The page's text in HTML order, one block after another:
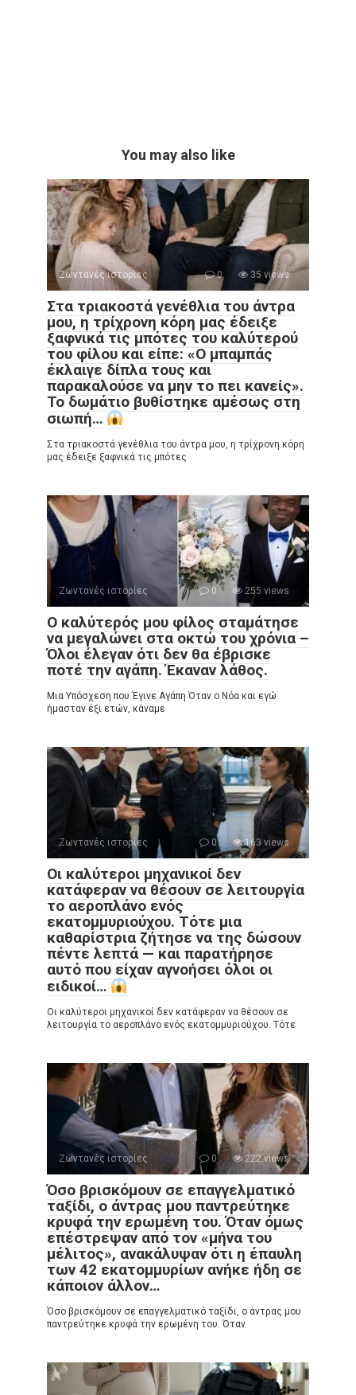
You may also like
Ζωντανές ιστορίες 0 35 views
Στα τριακοστά γενέθλια του άντρα
μου, η τρίχρονη κόρη μας έδειξε
ξαφνικά τις μπότες του καλύτερού
του φίλου και είπε: «Ο μπαμπάς
έκλαιγε δίπλα τους και
παρακαλούσε να μην το πει κανείς».
Το δωμάτιο βυθίστηκε αμέσως στη
σιωπή…
Στα τριακοστά γενέθλια του άντρα μου, η τρίχρονη κόρη
μας έδειξε ξαφνικά τις μπότες
Ζωντανές ιστορίες 0 255 views
Ο καλύτερός μου φίλος σταμάτησε
να μεγαλώνει στα οκτώ του χρόνια –
Όλοι έλεγαν ότι δεν θα έβρισκε
ποτέ την αγάπη. Έκαναν λάθος.
Μια Υπόσχεση που Έγινε Αγάπη Όταν ο Νόα και εγώ
ήμασταν έξι ετών, κάναμε
Ζωντανές ιστορίες 0 163 views
Οι καλύτεροι μηχανικοί δεν
κατάφεραν να θέσουν σε λειτουργία
το αεροπλάνο ενός
εκατομμυριούχου. Τότε μια
καθαρίστρια ζήτησε να της δώσουν
πέντε λεπτά — και παρατήρησε
αυτό που είχαν αγνοήσει όλοι οι
ειδικοί…
Οι καλύτεροι μηχανικοί δεν κατάφεραν να θέσουν σε
λειτουργία το αεροπλάνο ενός εκατομμυριούχου. Τότε
Ζωντανές ιστορίες 0 222 views
Όσο βρισκόμουν σε επαγγελματικό
ταξίδι, ο άντρας μου παντρεύτηκε
κρυφά την ερωμένη του. Όταν όμως
επέστρεψαν από τον «μήνα του
μέλιτος», ανακάλυψαν ότι η έπαυλη
των 42 εκατομμυρίων ανήκε ήδη σε
κάποιον άλλον…
Όσο βρισκόμουν σε επαγγελματικό ταξίδι, ο άντρας μου
παντρεύτηκε κρυφά την ερωμένη του. Όταν